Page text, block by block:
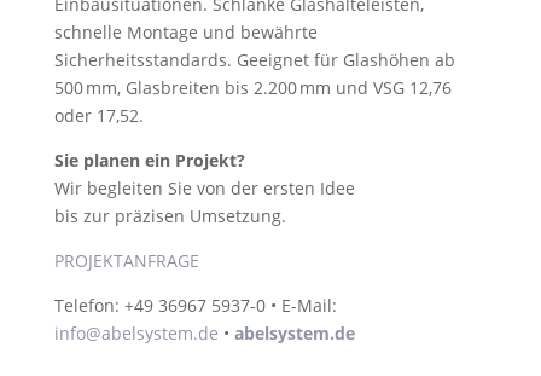
Einbausituationen. Schlanke Glashalteleisten,
schnelle Montage und bewährte
Sicherheitsstandards. Geeignet für Glashöhen ab
500 mm, Glasbreiten bis 2.200 mm und VSG 12,76
oder 17,52.
Sie planen ein Projekt?
Wir begleiten Sie von der ersten Idee
bis zur präzisen Umsetzung.
PROJEKTANFRAGE
Telefon: +49 36967 5937-0 • E-Mail:
info@abelsystem.de • abelsystem.de